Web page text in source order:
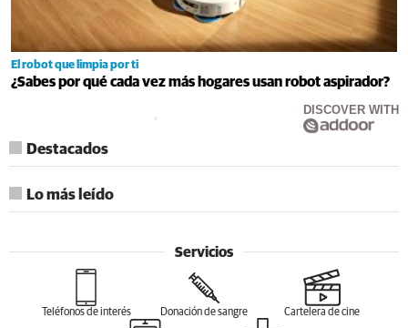
El robot que limpia por ti
¿Sabes por qué cada vez más hogares usan robot aspirador?
DISCOVER WITH
Destacados
Lo más leído
Servicios
Teléfonos de interés Donación de sangre Cartelera de cine